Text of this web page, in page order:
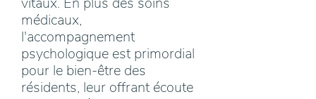
médicaux,
l'accompagnement
psychologique est primordial
pour le bien-être des
résidents, leur offrant écoute